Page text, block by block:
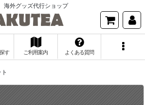
海外グッズ代行ショップ
す ご利用案内 よくある質問